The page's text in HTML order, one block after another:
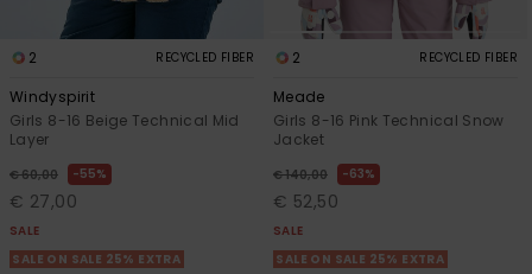
2 RECYCLED FIBER
Windyspirit
Girls 8-16 Beige Technical Mid
Layer
€ 60,00 55%
€ 27,00
SALE
SALE ON SALE 25% EXTRA
2 RECYCLED FIBER
Meade
Girls 8-16 Pink Technical Snow
Jacket
€ 140,00 63%
€ 52,50
SALE
SALE ON SALE 25% EXTRA